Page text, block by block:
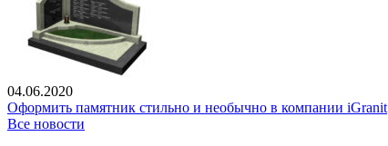
04.06.2020
Оформить памятник стильно и необычно в компании iGranit
Все новости